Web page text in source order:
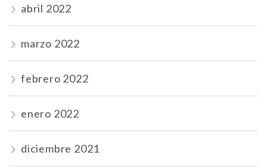
abril 2022
marzo 2022
febrero 2022
enero 2022
diciembre 2021